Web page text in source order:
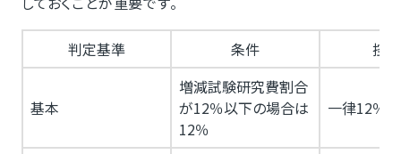
判定基準 条件 控
基本
増減試験研究費割合
が12％以下の場合は
12％
一律12％